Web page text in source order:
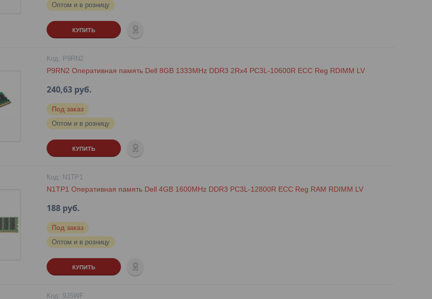
Оптом и в розницу
КУПИТЬ
P9RN2
P9RN2 Оперативная память Dell 8GB 1333MHz DDR3 2Rx4 PC3L-10600R ECC Reg RDIMM LV
240,63 руб.
Под заказ
Оптом и в розницу
КУПИТЬ
N1TP1
N1TP1 Оперативная память Dell 4GB 1600MHz DDR3 PC3L-12800R ECC Reg RAM RDIMM LV
188 руб.
Под заказ
Оптом и в розницу
КУПИТЬ
9J5WF